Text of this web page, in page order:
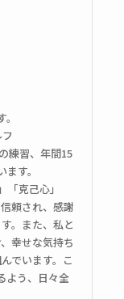
練習、年間15
す。
克己心」
頼され、感謝
。また、私と
幸せな気持ち
でいます。こ
よう、日々全